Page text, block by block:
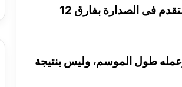
وأضاف المدير الفنى الأسبق للأهلى: “إذا كان المدرب أجنبيًا، ومتقدم فى الصدارة بفارق 12
وعمله طول الموسم، وليس بنتيجة